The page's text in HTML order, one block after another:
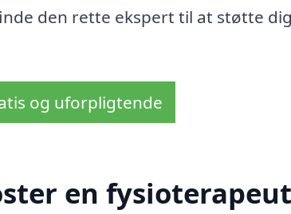
den rette ekspert til at støtte
og uforpligtende
en